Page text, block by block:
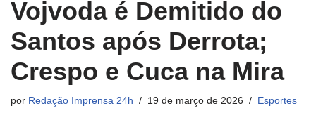
Vojvoda é Demitido do
Santos após Derrota;
Crespo e Cuca na Mira
por Redação Imprensa 24h 19 de março de 2026 Esportes